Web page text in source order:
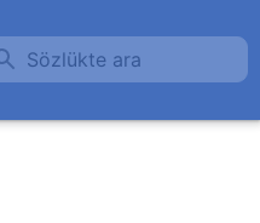
Sözlükte ara